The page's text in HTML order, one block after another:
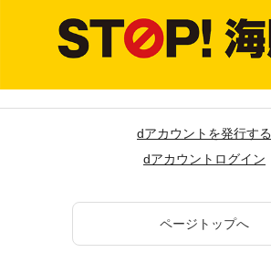
dアカウントを発行する
dアカウントログイン
ページトップへ